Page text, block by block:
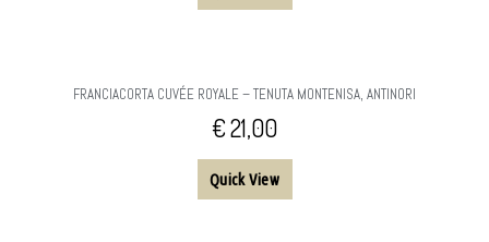
FRANCIACORTA CUVÉE ROYALE – TENUTA MONTENISA, ANTINORI
€21,00
Quick View